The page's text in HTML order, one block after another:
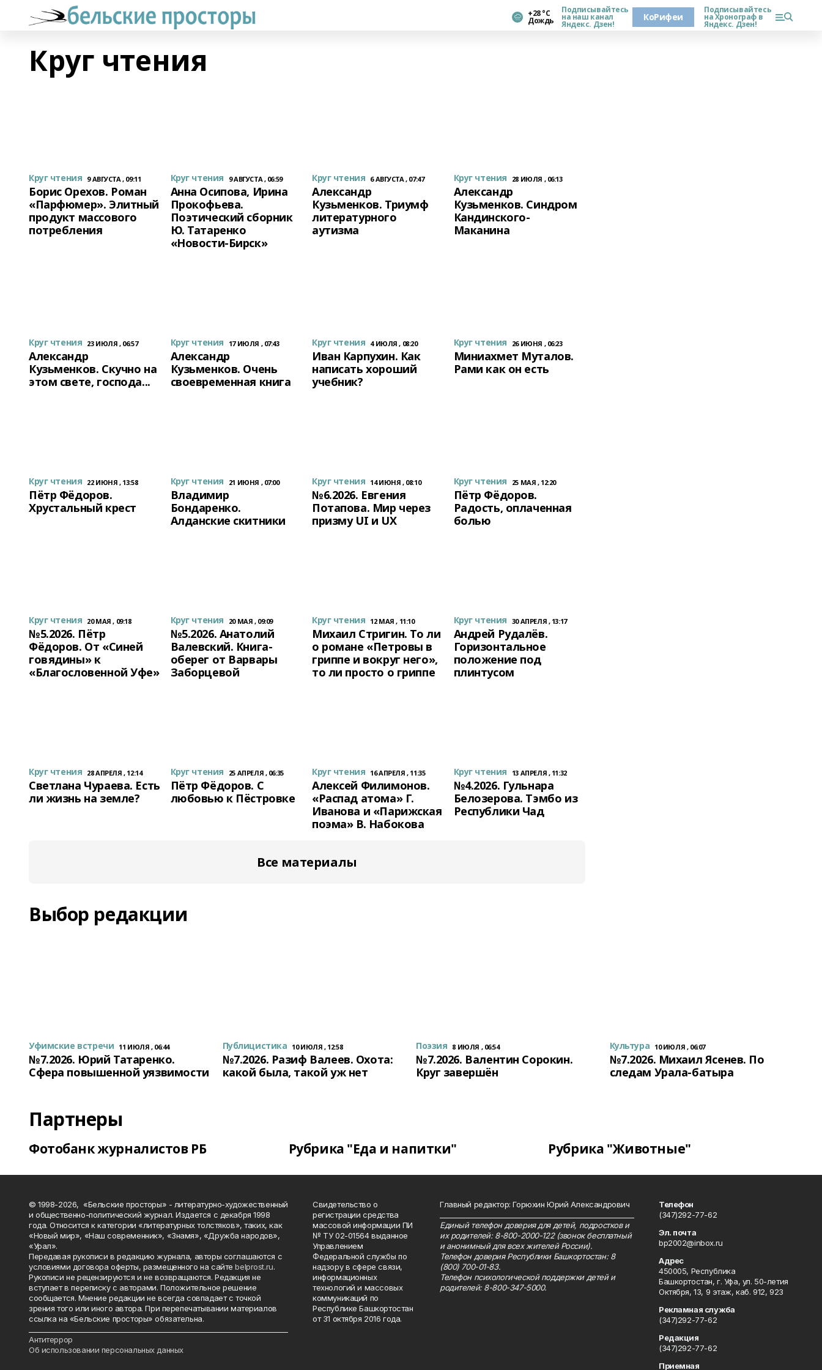
+28 °С
Дождь
Подписывайтесь
на наш канал
Яндекс. Дзен!
КоРифеи
Подписывайтесь
на Хронограф в
Яндекс. Дзен!
Круг чтения
Круг чтения 9 АВГУСТА , 09:11
Борис Орехов. Роман
«Парфюмер». Элитный
продукт массового
потребления
Круг чтения 9 АВГУСТА , 06:59
Анна Осипова, Ирина
Прокофьева.
Поэтический сборник
Ю. Татаренко
«Новости-Бирск»
Круг чтения 6 АВГУСТА , 07:47
Александр
Кузьменков. Триумф
литературного
аутизма
Круг чтения 28 ИЮЛЯ , 06:13
Александр
Кузьменков. Синдром
Кандинского-
Маканина
Круг чтения 23 ИЮЛЯ , 06:57
Александр
Кузьменков. Скучно на
этом свете, господа...
Круг чтения 17 ИЮЛЯ , 07:43
Александр
Кузьменков. Очень
своевременная книга
Круг чтения 4 ИЮЛЯ , 08:20
Иван Карпухин. Как
написать хороший
учебник?
Круг чтения 26 ИЮНЯ , 06:23
Миниахмет Муталов.
Рами как он есть
Круг чтения 22 ИЮНЯ , 13:58
Пётр Фёдоров.
Хрустальный крест
Круг чтения 21 ИЮНЯ , 07:00
Владимир
Бондаренко.
Алданские скитники
Круг чтения 14 ИЮНЯ , 08:10
№6.2026. Евгения
Потапова. Мир через
призму UI и UX
Круг чтения 25 МАЯ , 12:20
Пётр Фёдоров.
Радость, оплаченная
болью
Круг чтения 20 МАЯ , 09:18
№5.2026. Пётр
Фёдоров. От «Синей
говядины» к
«Благословенной Уфе»
Круг чтения 20 МАЯ , 09:09
№5.2026. Анатолий
Валевский. Книга-
оберег от Варвары
Заборцевой
Круг чтения 12 МАЯ , 11:10
Михаил Стригин. То ли
о романе «Петровы в
гриппе и вокруг него»,
то ли просто о гриппе
Круг чтения 30 АПРЕЛЯ , 13:17
Андрей Рудалёв.
Горизонтальное
положение под
плинтусом
Круг чтения 28 АПРЕЛЯ , 12:14
Светлана Чураева. Есть
ли жизнь на земле?
Круг чтения 25 АПРЕЛЯ , 06:35
Пётр Фёдоров. С
любовью к Пёстровке
Круг чтения 16 АПРЕЛЯ , 11:35
Алексей Филимонов.
«Распад атома» Г.
Иванова и «Парижская
поэма» В. Набокова
Круг чтения 13 АПРЕЛЯ , 11:32
№4.2026. Гульнара
Белозерова. Тэмбо из
Республики Чад
Все материалы
Выбор редакции
Уфимские встречи 11 ИЮЛЯ , 06:44
№7.2026. Юрий Татаренко.
Сфера повышенной уязвимости
Публицистика 10 ИЮЛЯ , 12:58
№7.2026. Разиф Валеев. Охота:
какой была, такой уж нет
Поэзия 8 ИЮЛЯ , 06:54
№7.2026. Валентин Сорокин.
Круг завершён
Культура 10 ИЮЛЯ , 06:07
№7.2026. Михаил Ясенев. По
следам Урала-батыра
Партнеры
Фотобанк журналистов РБ Рубрика "Еда и напитки" Рубрика "Животные"
© 1998-2026, «Бельские просторы» - литературно-художественный
и общественно-политический журнал. Издается с декабря 1998
года. Относится к категории «литературных толстяков», таких, как
«Новый мир», «Наш современник», «Знамя», «Дружба народов»,
«Урал».
Передавая рукописи в редакцию журнала, авторы соглашаются с
условиями договора оферты, размещенного на сайтеbelprost.ru.
Рукописи не рецензируются и не возвращаются. Редакция не
вступает в переписку с авторами. Положительное решение
сообщается. Мнение редакции не всегда совпадает с точкой
зрения того или иного автора. При перепечатывании материалов
ссылка на «Бельские просторы» обязательна.
Антитеррор
Об использовании персональных данных
Свидетельство о
регистрации средства
массовой информации ПИ
№ ТУ 02-01564 выданное
Управлением
Федеральной службы по
надзору в сфере связи,
информационных
технологий и массовых
коммуникаций по
Республике Башкортостан
от 31 октября 2016 года.
Главный редактор: Горюхин Юрий Александрович
Единый телефон доверия для детей, подростков и
их родителей: 8-800-2000-122 (звонок бесплатный
и анонимный для всех жителей России).
Телефон доверия Республики Башкортостан: 8
(800) 700-01-83.
Телефон психологической поддержки детей и
родителей: 8-800-347-5000.
Телефон
(347)292-77-62
Эл. почта
bp2002@inbox.ru
Адрес
450005, Республика
Башкортостан, г. Уфа, ул. 50-летия
Октября, 13, 9 этаж, каб. 912, 923
Рекламная служба
(347)292-77-62
Редакция
(347)292-77-62
Приемная